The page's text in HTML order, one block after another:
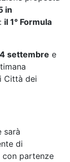
in
: il 1° Formula
settembre e
Città dei
sarà
di
con partenze